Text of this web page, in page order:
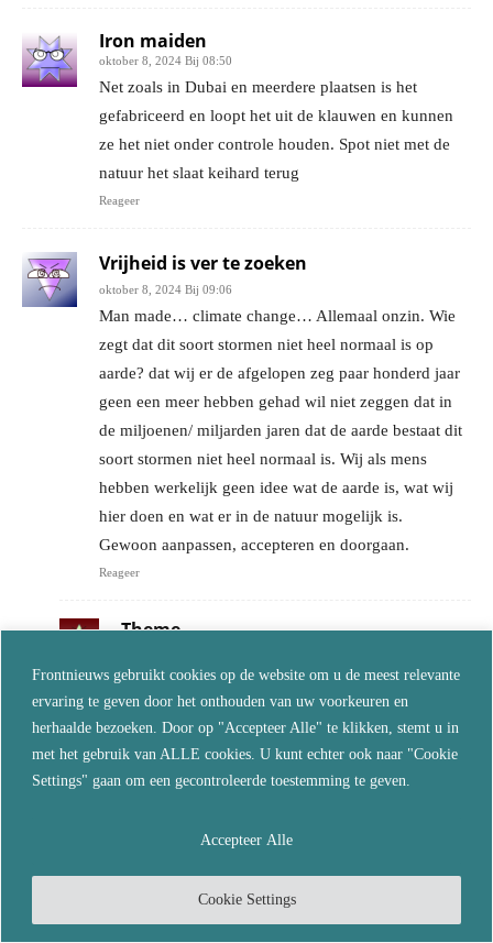
Frontnieuws gebruikt cookies op de website om u de meest relevante
ervaring te geven door het onthouden van uw voorkeuren en
herhaalde bezoeken. Door op "Accepteer Alle" te klikken, stemt u in
met het gebruik van ALLE cookies. U kunt echter ook naar "Cookie
Settings" gaan om een gecontroleerde toestemming te geven.
Cookie Settings
Accepteer Alle
Iron maiden
oktober 8, 2024 Bij 08:50
Net zoals in Dubai en meerdere plaatsen is het
gefabriceerd en loopt het uit de klauwen en kunnen
ze het niet onder controle houden. Spot niet met de
natuur het slaat keihard terug
Reageer
Vrijheid is ver te zoeken
oktober 8, 2024 Bij 09:06
Man made… climate change… Allemaal onzin. Wie
zegt dat dit soort stormen niet heel normaal is op
aarde? dat wij er de afgelopen zeg paar honderd jaar
geen een meer hebben gehad wil niet zeggen dat in
de miljoenen/ miljarden jaren dat de aarde bestaat dit
soort stormen niet heel normaal is. Wij als mens
hebben werkelijk geen idee wat de aarde is, wat wij
hier doen en wat er in de natuur mogelijk is.
Gewoon aanpassen, accepteren en doorgaan.
Reageer
Theme
@Vrijheid is ver te zoeken…
Hoeveel toevalligheden moeten er gebeuren tot
het geen toevalligheden meer kunnen zijn?
dingsken
oktober 9, 2024 Bij 09:03
Zoek de docu ’the dimming’ eens op, momenteel